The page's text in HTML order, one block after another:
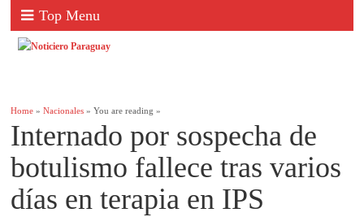
Top Menu
Home »Nacionales » You are reading »
Internado por sospecha de
botulismo fallece tras varios
días en terapia en IPS